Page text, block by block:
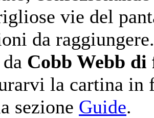
vie del
da
Cobb Webb
la cartina in
sezione Guide.